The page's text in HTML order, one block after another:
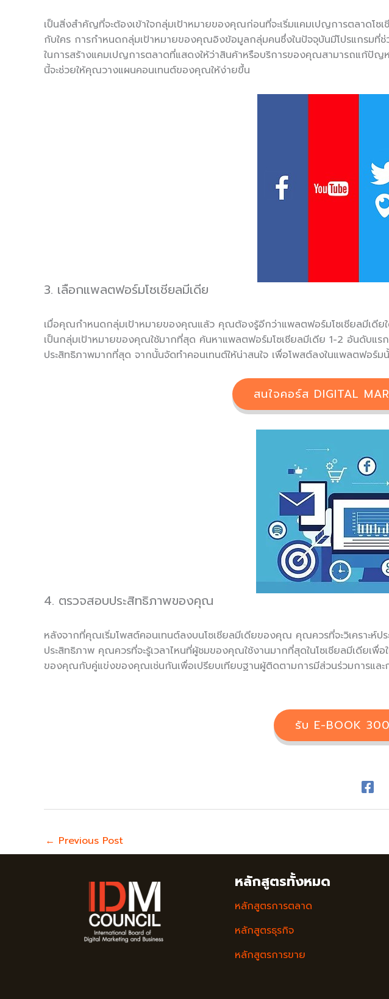
เป็นสิ่งสำคัญที่จะต้องเข้าใจกลุ่มเป้าหมายของคุณก่อนที่จะเริ่มแคมเปญการตลาด
กับใคร การกำหนดกลุ่มเป้าหมายของคุณอิงข้อมูลกลุ่มคนซึ่งในปัจจุบันมีโปรแกรมที่
ในการสร้างแคมเปญการตลาดที่แสดงให้ว่าสินค้าหรือบริการของคุณสามารถแก้ปัญ
นี้จะช่วยให้คุณวางแผนคอนเทนต์ของคุณให้ง่ายขึ้น
3. เลือกแพลตฟอร์มโซเชียลมีเดีย
เมื่อคุณกำหนดกลุ่มเป้าหมายของคุณแล้ว คุณต้องรู้อีกว่าแพลตฟอร์มโซเชียลมีเดีย
เป็นกลุ่มเป้าหมายของคุณใช้มากที่สุด ค้นหาแพลตฟอร์มโซเชียลมีเดีย 1-2 อันดับแรกแ
ประสิทธิภาพมากที่สุด จากนั้นจัดทำคอนเทนต์ให้น่าสนใจ เพื่อโพสต์ลงในแพลตฟอร์ม
สนใจคอร์ส DIGITAL
4. ตรวจสอบประสิทธิภาพของคุณ
หลังจากที่คุณเริ่มโพสต์คอนเทนต์ลงบนโซเชียลมีเดียของคุณ คุณควรที่จะวิเคราะห์ปร
ประสิทธิภาพ คุณควรที่จะรู้เวลาไหนที่ผู้ชมของคุณใช้งานมากที่สุดในโซเชียลมีเดีย
ของคุณกับคู่แข่งของคุณเช่นกันเพื่อเปรียบเทียบฐานผู้ติดตามการมีส่วนร่วมการแล
รับ E-BOOK
← Previous Post
หลักสูตรทั้งหมด
หลักสูตรการตลาด
หลักสูตรธุรกิจ
หลักสูตรการขาย